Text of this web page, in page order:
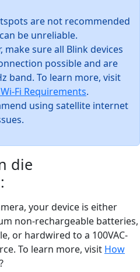
are not recommended
be unreliable.
make sure all Blink devices
possible and are
band. To learn more, visit
Fi Requirements.
using satellite internet
die
your device is either
non-rechargeable batteries,
or hardwired to a 100VAC-
To learn more, visit How
?